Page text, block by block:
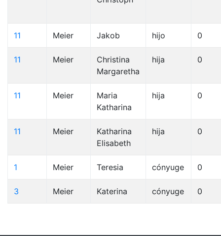
11 Meier Jakob hijo 0
11 Meier
Christina
Margaretha
hija 0
11 Meier
Maria
Katharina
hija 0
11 Meier
Katharina
Elisabeth
hija 0
1 Meier Teresia cónyuge 0
3 Meier Katerina cónyuge 0